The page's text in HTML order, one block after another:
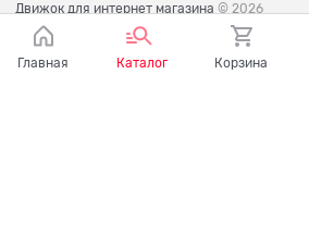
Движок для интернет магазина © 2026
Главная Каталог Корзина